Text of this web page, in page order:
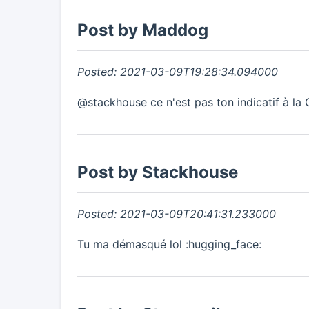
Post by Maddog
Posted: 2021-03-09T19:28:34.094000
@stackhouse ce n'est pas ton indicatif à la
Post by Stackhouse
Posted: 2021-03-09T20:41:31.233000
Tu ma démasqué lol :hugging_face: